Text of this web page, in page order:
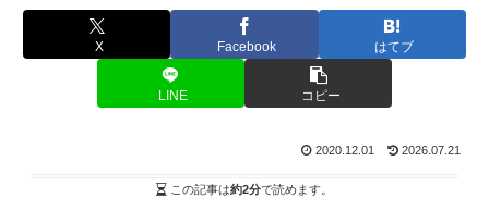
X Facebook はてブ
LINE コピー
2020.12.01 2026.07.21
この記事は約2分で読めます。